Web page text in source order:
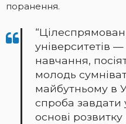
поранення.
університетів
навчання,
молодь
майбутньому в
спроба завдати
основі